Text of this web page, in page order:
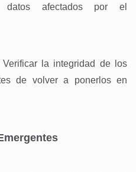
afectados por el
Verificar la integridad de los
de volver a ponerlos en